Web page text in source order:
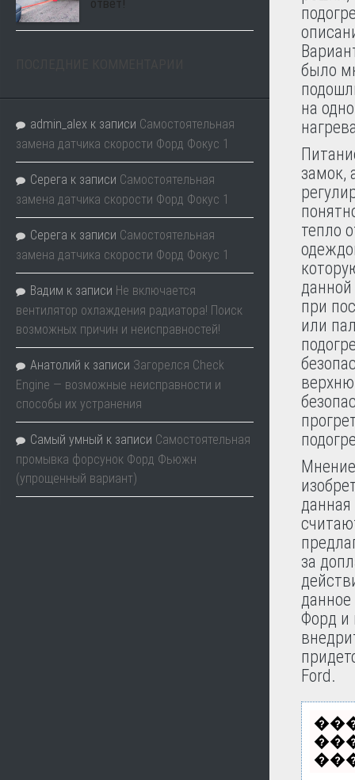
было
на
замок,
тепло
при
или
за
данное
Форд и
Ford.
ответ!
admin_alex к записи Самостоятельная
замена датчика скорости Форд Фокус 1
Серега к записи Самостоятельная
замена датчика скорости Форд Фокус 1
Серега к записи Самостоятельная
замена датчика скорости Форд Фокус 1
Вадим к записи Не включается
вентилятор охлаждения радиатора! Поиск
возможных причин и неисправностей!
Анатолий к записи Загорелся Check
Engine — возможные неисправности и
способы их устранения
Самый умный к записи Самостоятельная
промывка форсунок Форд Фьюжн
(упрощенный вариант)